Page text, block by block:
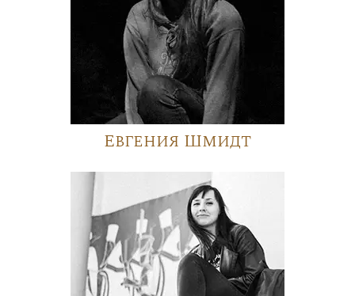
Евгения Шмидт